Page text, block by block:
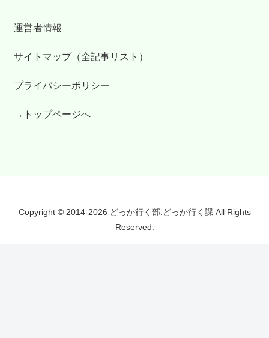
運営者情報
サイトマップ（全記事リスト）
プライバシーポリシー
→トップページへ
Copyright © 2014-2026 どっか行く部.どっか行く課 All Rights
Reserved.